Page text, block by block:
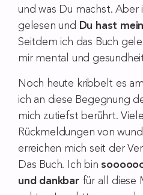
und was Du machst. Aber
gelesen und Du hast
Seitdem ich das Buch
mir mental und
Noch heute kribbelt es
ich an diese Begegnung
mich zutiefst berührt.
Rückmeldungen von
erreichen mich seit der
Das Buch. Ich bin
und dankbarfür all diese